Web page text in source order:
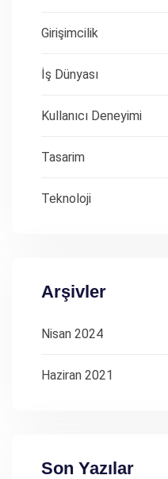
Girişimcilik
İş Dünyası
Kullanıcı Deneyimi
Tasarim
Teknoloji
Arşivler
Nisan 2024
Haziran 2021
Son Yazılar